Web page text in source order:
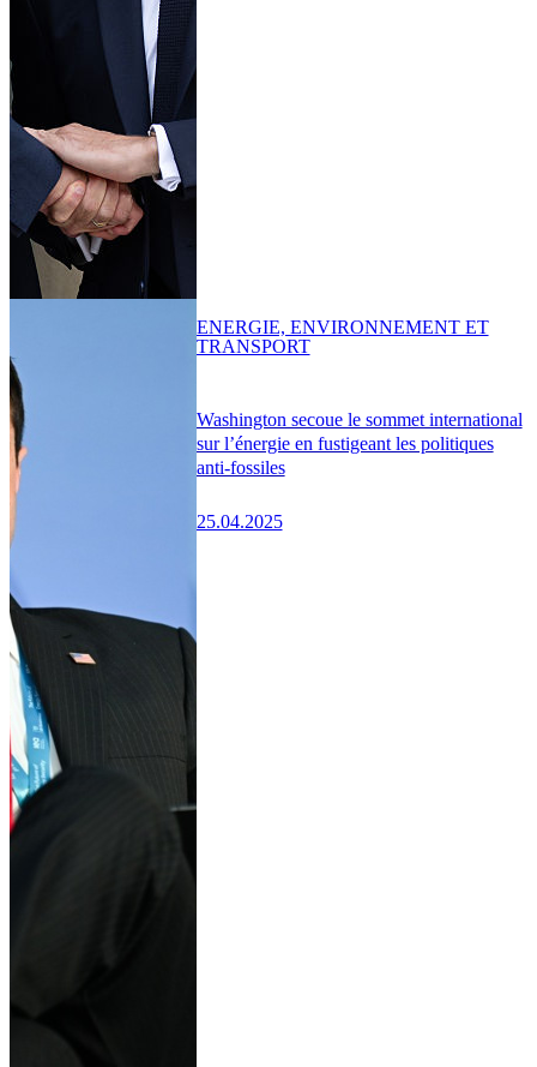
Washington secoue le sommet international
sur l’énergie en fustigeant les politiques
anti-fossiles
25.04.2025
ENERGIE, ENVIRONNEMENT ET
TRANSPORT